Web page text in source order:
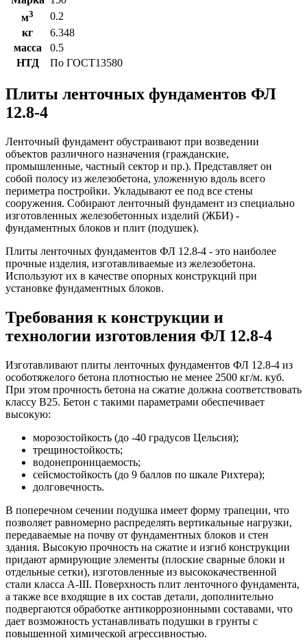
м3
0.2
кг
6.348
масса
0.5
НТД
По ГОСТ13580
Плиты ленточных фундаментов ФЛ
12.8-4
Ленточный фундамент обустраивают при возведении
объектов различного назначения (гражданские,
промышленные, частный сектор и пр.). Представляет он
собой полосу из железобетона, уложенную вдоль всего
периметра постройки. Укладывают ее под все стены
сооружения. Собирают ленточный фундамент из специально
изготовленных железобетонных изделий (ЖБИ) -
фундаментных блоков и плит (подушек).
Плиты ленточных фундаментов ФЛ 12.8-4 - это наиболее
прочные изделия, изготавливаемые из железобетона.
Используют их в качестве опорных конструкций при
установке фундаментных блоков.
Требования к конструкции и
технологии изготовления ФЛ 12.8-4
Изготавливают плиты ленточных фундаментов ФЛ 12.8-4 из
особотяжелого бетона плотностью не менее 2500 кг/м. куб.
При этом прочность бетона на сжатие должна соответствовать
классу В25. Бетон с такими параметрами обеспечивает
высокую:
морозостойкость (до -40 градусов Цельсия);
трещиностойкость;
водонепроницаемость;
сейсмостойкость (до 9 баллов по шкале Рихтера);
долговечность.
В поперечном сечении подушка имеет форму трапеции, что
позволяет равномерно распределять вертикальные нагрузки,
передаваемые на почву от фундаментных блоков и стен
здания. Высокую прочность на сжатие и изгиб конструкции
придают армирующие элементы (плоские сварные блоки и
отдельные сетки), изготовленные из высококачественной
стали класса А-III. Поверхность плит ленточного фундамента,
а также все входящие в их состав детали, дополнительно
подвергаются обработке антикоррозионными составами, что
дает возможность устанавливать подушки в грунты с
повышенной химической агрессивностью.